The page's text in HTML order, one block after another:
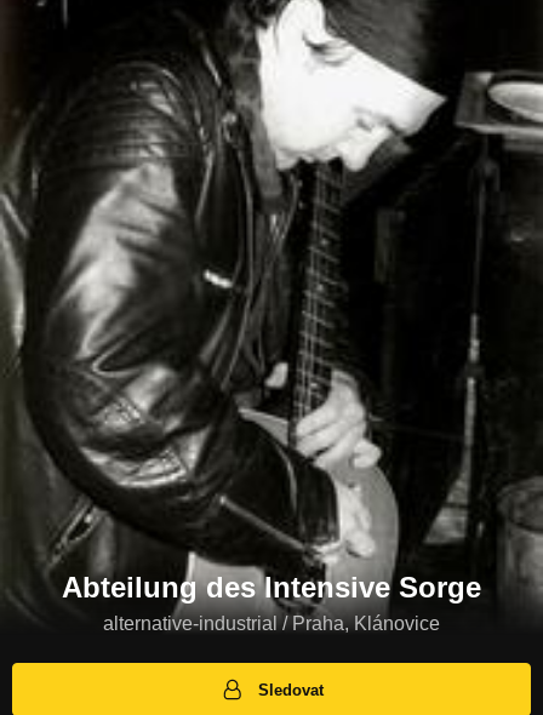
Abteilung des Intensive Sorge
alternative-industrial / Praha, Klánovice
Sledovat